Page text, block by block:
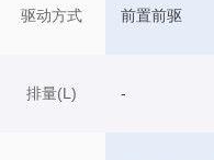
驱动方式
排量(L)
前置前驱
-